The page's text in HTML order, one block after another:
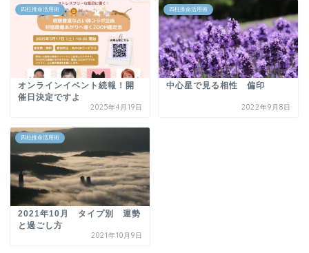
四柱推命活用術
オンラインイベント続報！開
催日決定ですよ
2025年4月19日
四柱推命活用術
中心星で見る相性 偏印
2022年9月8日
四柱推命活用術
2021年10月 タイプ別 運勢
と過ごし方
2021年10月9日